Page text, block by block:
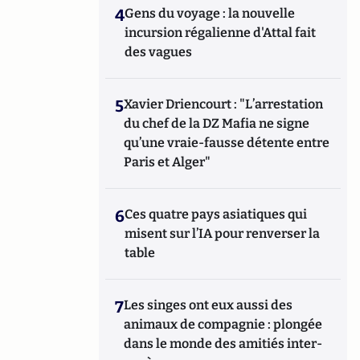
4Gens du voyage : la nouvelle
incursion régalienne d'Attal fait
des vagues
5Xavier Driencourt : "L’arrestation
du chef de la DZ Mafia ne signe
qu’une vraie-fausse détente entre
Paris et Alger"
6Ces quatre pays asiatiques qui
misent sur l’IA pour renverser la
table
7Les singes ont eux aussi des
animaux de compagnie : plongée
dans le monde des amitiés inter-